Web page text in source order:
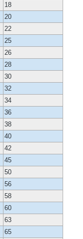
18
20
22
25
26
28
30
32
34
36
38
40
42
45
50
56
58
60
63
65